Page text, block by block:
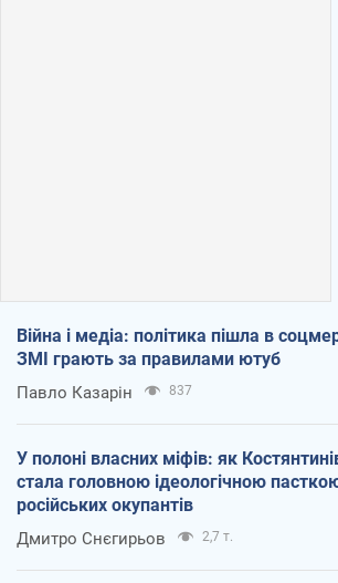
Війна і медіа: політика пішла в
ЗМІ грають за правилами ютуб
Павло Казарін 837
У полоні власних міфів: як
стала головною ідеологічною
російських окупантів
Дмитро Снєгирьов 2,7 т.